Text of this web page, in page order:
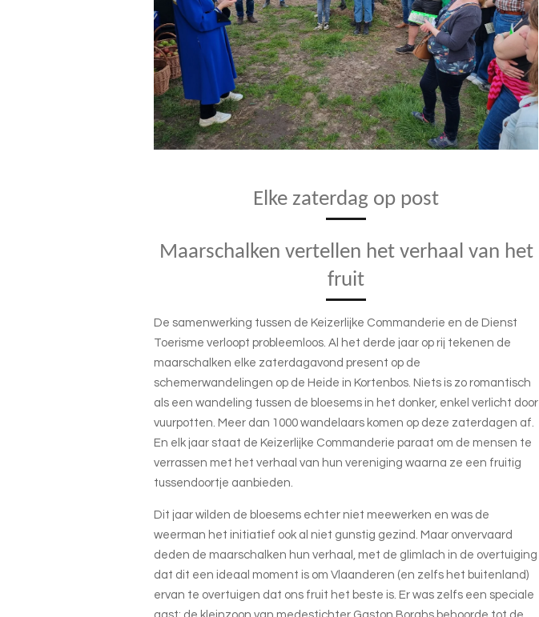
Elke zaterdag op post
Maarschalken vertellen het verhaal van het
fruit
De samenwerking tussen de Keizerlijke Commanderie en de Dienst
Toerisme verloopt probleemloos. Al het derde jaar op rij tekenen de
maarschalken elke zaterdagavond present op de
schemerwandelingen op de Heide in Kortenbos. Niets is zo romantisch
als een wandeling tussen de bloesems in het donker, enkel verlicht door
vuurpotten. Meer dan 1000 wandelaars komen op deze zaterdagen af.
En elk jaar staat de Keizerlijke Commanderie paraat om de mensen te
verrassen met het verhaal van hun vereniging waarna ze een fruitig
tussendoortje aanbieden.
Dit jaar wilden de bloesems echter niet meewerken en was de
weerman het initiatief ook al niet gunstig gezind. Maar onvervaard
deden de maarschalken hun verhaal, met de glimlach in de overtuiging
dat dit een ideaal moment is om Vlaanderen (en zelfs het buitenland)
ervan te overtuigen dat ons fruit het beste is. Er was zelfs een speciale
gast: de kleinzoon van medestichter Gaston Borghs behoorde tot de